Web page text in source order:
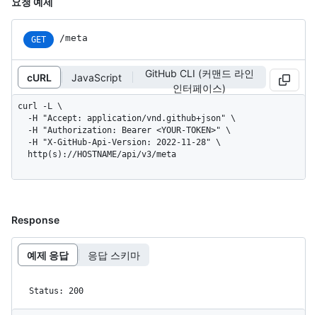
GET /meta
cURL JavaScript
GitHub CLI (커맨드 라인
인터페이스)
curl -L \
  http(s)://HOSTNAME/api/v3/meta
Response
예제 응답 응답 스키마
Status: 200